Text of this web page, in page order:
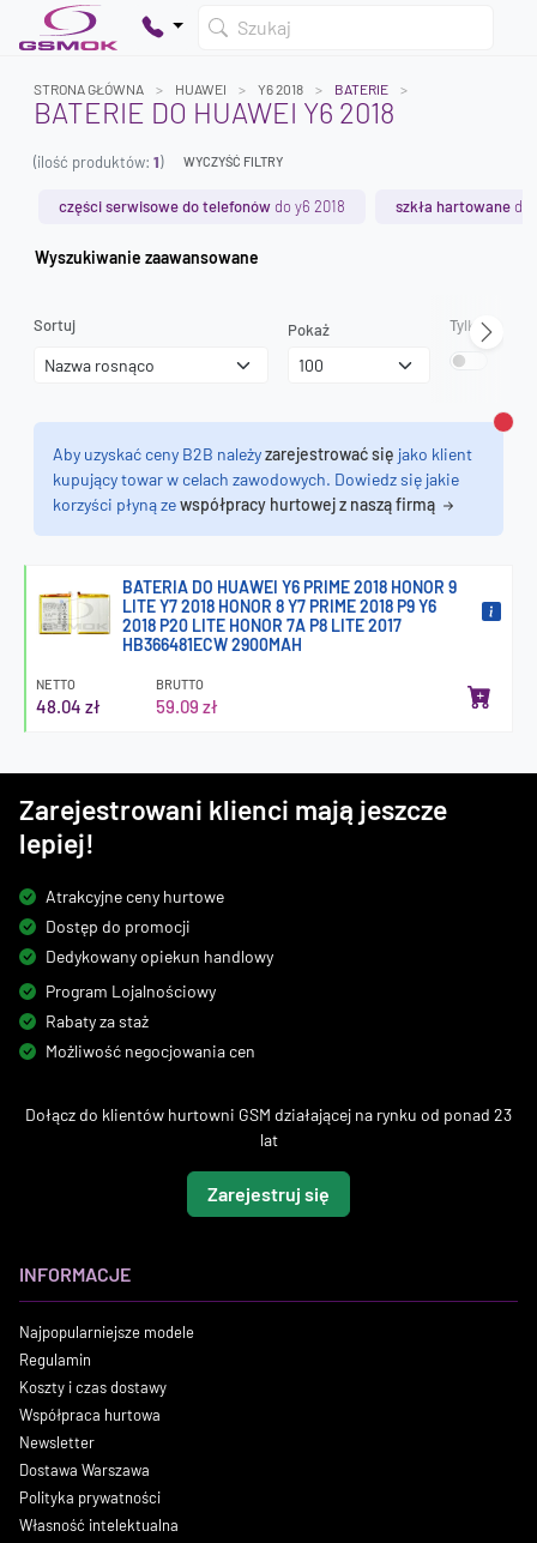
Szukaj
Twój koszyk jest pusty
STRONA GŁÓWNA HUAWEI Y6 2018 BATERIE
BATERIE DO HUAWEI Y6 2018
(ilość produktów: 1) WYCZYŚĆ FILTRY
części serwisowe do telefonów do y6 2018 szkła hartowane do
Wyszukiwanie zaawansowane
Sortuj Pokaż Tylko
Aby uzyskać ceny B2B należyzarejestrować się jako klient
kupujący towar w celach zawodowych. Dowiedz się jakie
korzyści płyną zewspółpracy hurtowej z naszą firmą
BATERIA DO HUAWEI Y6 PRIME 2018 HONOR 9
LITE Y7 2018 HONOR 8 Y7 PRIME 2018 P9 Y6
2018 P20 LITE HONOR 7A P8 LITE 2017
HB366481ECW 2900MAH
NETTO
48.04 zł
BRUTTO
59.09 zł
Zarejestrowani klienci mają jeszcze
lepiej!
Atrakcyjne ceny hurtowe
Dostęp do promocji
Dedykowany opiekun handlowy
Program Lojalnościowy
Rabaty za staż
Możliwość negocjowania cen
Dołącz do klientów hurtowni GSM działającej na rynku od ponad 23
lat
Zarejestruj się
INFORMACJE
Najpopularniejsze modele
Regulamin
Koszty i czas dostawy
Współpraca hurtowa
Newsletter
Dostawa Warszawa
Polityka prywatności
Własność intelektualna